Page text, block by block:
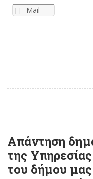
Mail
Απάντηση
της
του δήμου